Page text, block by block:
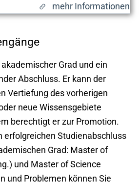
mehr Informationen
Grad und ein
Abschluss. Er kann der
Vertiefung des vorherigen
neue Wissensgebiete
berechtigt er zur Promotion.
erfolgreichen Studienabschluss
Grad: Master of
und Master of Science
und Problemen können Sie